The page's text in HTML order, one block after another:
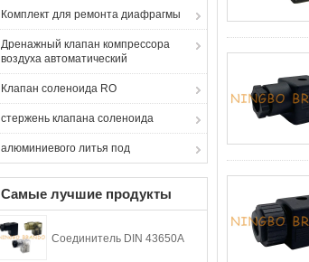
Комплект для ремонта диафрагмы
Дренажный клапан компрессора
воздуха автоматический
Клапан соленоида RO
стержень клапана соленоида
алюминиевого литья под
Самые лучшие продукты
Соединитель DIN 43650A